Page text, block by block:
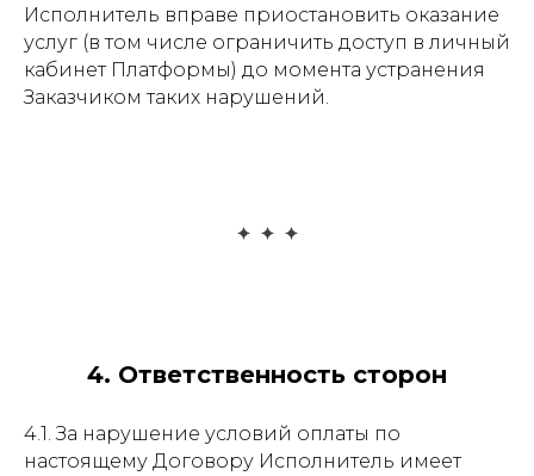
Исполнитель вправе приостановить оказание
услуг (в том числе ограничить доступ в личный
кабинет Платформы) до момента устранения
Заказчиком таких нарушений.
4. Ответственность сторон
4.1. За нарушение условий оплаты по
настоящему Договору Исполнитель имеет